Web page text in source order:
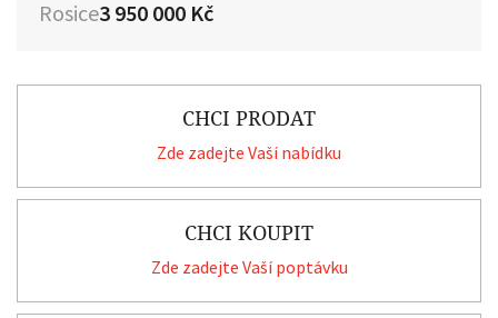
3 950 000 Kč
Rosice
CHCI PRODAT
Zde zadejte Vaší nabídku
CHCI KOUPIT
Zde zadejte Vaší poptávku